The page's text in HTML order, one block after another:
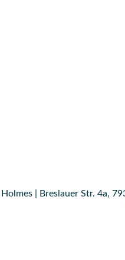
| Breslauer Str. 4a,